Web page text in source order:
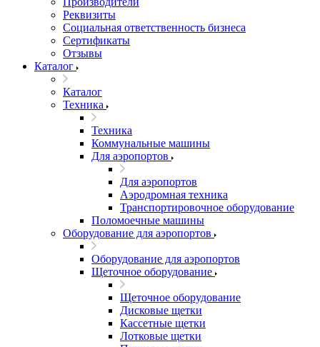
Реквизиты
Социальная ответственность бизнеса
Сертификаты
Отзывы
Каталог
Каталог
Техника
Техника
Коммунальные машины
Для аэропортов
Для аэропортов
Аэродромная техника
Транспортировочное оборудование
Поломоечные машины
Оборудование для аэропортов
Оборудование для аэропортов
Щеточное оборудование
Щеточное оборудование
Дисковые щетки
Кассетные щетки
Лотковые щетки